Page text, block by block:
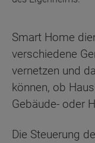
Smart Home
verschiedene
vernetzen und
können, ob
Gebäude- oder
Die Steuerung